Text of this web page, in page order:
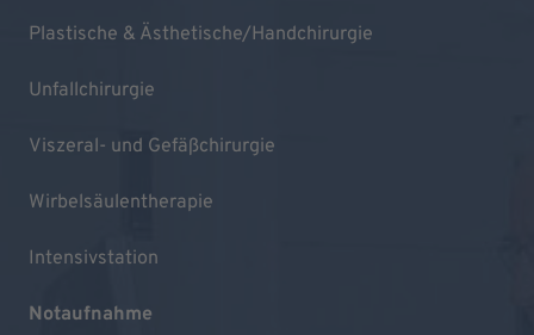
Plastische & Ästhetische/Handchirurgie
Unfallchirurgie
Viszeral- und Gefäßchirurgie
Wirbelsäulentherapie
Intensivstation
Notaufnahme